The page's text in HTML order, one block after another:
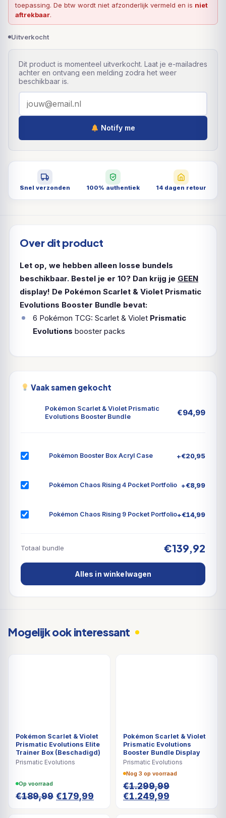
toepassing. De btw wordt niet afzonderlijk vermeld en is niet
aftrekbaar.
Uitverkocht
Dit product is momenteel uitverkocht. Laat je e-mailadres
achter en ontvang een melding zodra het weer
beschikbaar is.
Notify me
Snel verzonden 100% authentiek 14 dagen retour
Over dit product
Let op, we hebben alleen losse bundels
beschikbaar. Bestel je er 10? Dan krijg je GEEN
display! De Pokémon Scarlet & Violet Prismatic
Evolutions Booster Bundle bevat:
6 Pokémon TCG: Scarlet & Violet Prismatic
Evolutions booster packs
Vaak samen gekocht
Pokémon Scarlet & Violet Prismatic
Evolutions Booster Bundle
€94,99
Pokémon Booster Box Acryl Case +€20,95
Pokémon Chaos Rising 4 Pocket Portfolio +€8,99
Pokémon Chaos Rising 9 Pocket Portfolio+€14,99
Totaal bundle €139,92
Alles in winkelwagen
Mogelijk ook interessant
Pokémon Scarlet & Violet
Prismatic Evolutions Elite
Trainer Box (Beschadigd)
Prismatic Evolutions
Op voorraad
€189,99 Oorspronkelijke
€179,99 Huidige
Pokémon Scarlet & Violet
Prismatic Evolutions
Booster Bundle Display
Prismatic Evolutions
Nog 3 op voorraad
€1.299,99
Oorspronkelijke
€1.249,99